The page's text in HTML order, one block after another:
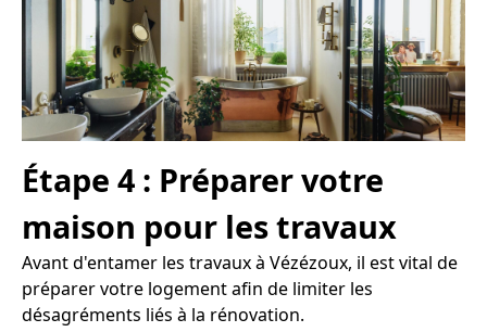
Étape 4 : Préparer votre
maison pour les travaux
Avant d'entamer les travaux à Vézézoux, il est vital de
préparer votre logement afin de limiter les
désagréments liés à la rénovation.